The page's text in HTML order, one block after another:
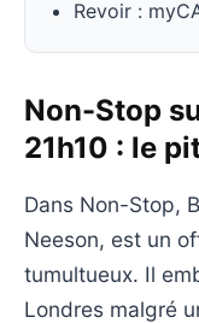
Revoir :
Non-Stop
21h10 : le
Dans Non-Stop,
Neeson, est un
tumultueux. Il
Londres malgré